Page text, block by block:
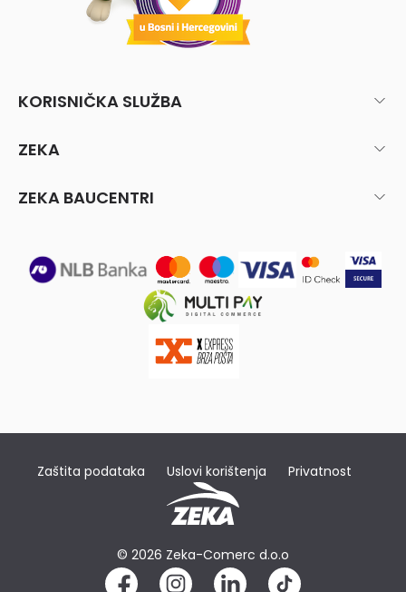
KORISNIČKA SLUŽBA
ZEKA
ZEKA BAUCENTRI
Zaštita podataka Uslovi korištenja Privatnost
© 2026 Zeka-Comerc d.o.o